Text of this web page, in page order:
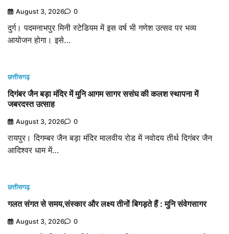
August 3, 2026 0
दुर्ग। पदमनाभपुर मिनी स्टेडियम में इस वर्ष भी गणेश उत्सव पर भव्य
आयोजन होगा। इसे…
छत्तीसगढ़
दिगंबर जैन बड़ा मंदिर में मुनि आगम सागर ससंघ की कलश स्थापना में
जबरदस्त उत्साह
August 3, 2026 0
रायपुर। दिगम्बर जैन बड़ा मंदिर मालवीय रोड में नवोदय तीर्थ दिगंबर जैन
आदिश्वर धाम में…
छत्तीसगढ़
गलत संगत से समय,संस्कार और लक्ष्य तीनों बिगड़ते हैं : मुनि संवेगसागर
August 3, 2026 0